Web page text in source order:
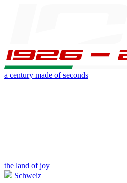
a century made of seconds
the land of joy
Schweiz